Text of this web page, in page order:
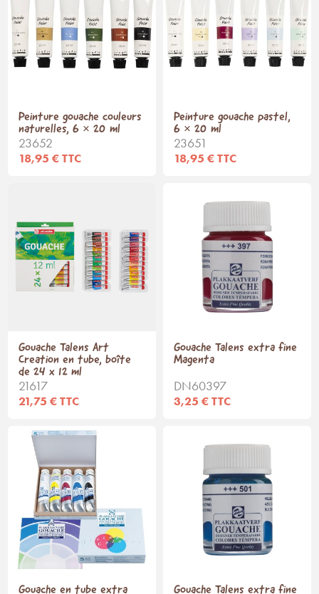
Peinture gouache couleurs
naturelles, 6 × 20 ml
23652
18,95 € TTC
Peinture gouache pastel,
6 × 20 ml
23651
18,95 € TTC
Gouache Talens Art
Creation en tube, boîte
de 24 x 12 ml
21617
21,75 € TTC
Gouache Talens extra fine
Magenta
DN60397
3,25 € TTC
Gouache en tube extra
Gouache Talens extra fine